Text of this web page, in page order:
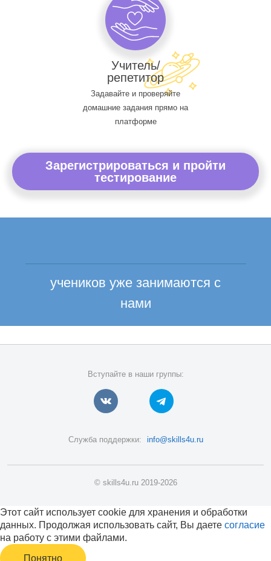
Учитель/
репетитор
Задавайте и проверяйте
домашние задания прямо на
платформе
Зарегистрироваться и пройти
тестирование
учеников уже занимаются с
нами
Вступайте в наши группы:
Служба поддержки: info@skills4u.ru
© skills4u.ru 2019-2026
Этот сайт использует cookie для хранения и обработки
данных. Продолжая использовать сайт, Вы даете согласие
на работу с этими файлами.
Понятно